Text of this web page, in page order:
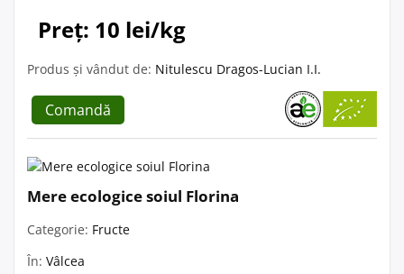
Preț: 10 lei/kg
Produs și vândut de: Nitulescu Dragos-Lucian I.I.
Comandă
Mere ecologice soiul Florina
Categorie: Fructe
În: Vâlcea